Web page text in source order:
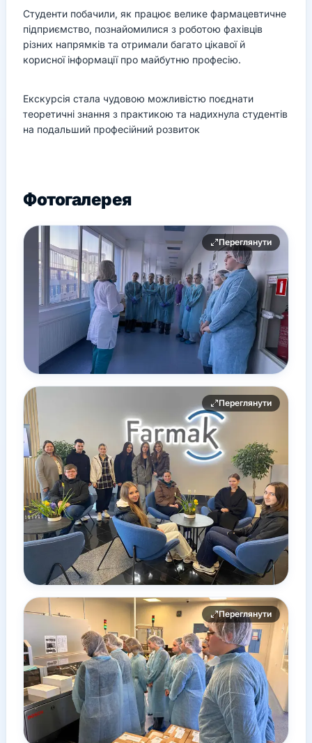
Студенти побачили, як працює велике фармацевтичне
підприємство, познайомилися з роботою фахівців
різних напрямків та отримали багато цікавої й
корисної інформації про майбутню професію.
Екскурсія стала чудовою можливістю поєднати
теоретичні знання з практикою та надихнула студентів
на подальший професійний розвиток
Фотогалерея
Переглянути
Переглянути
Переглянути